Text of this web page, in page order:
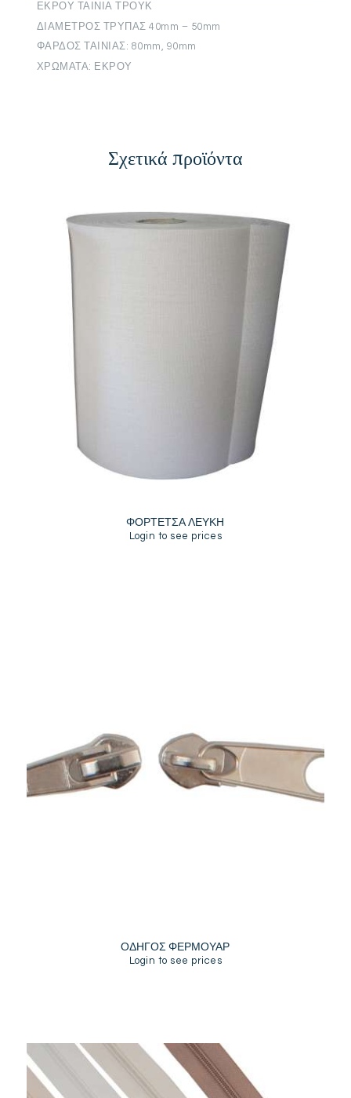
ΕΚΡΟΥ ΤΑΙΝΙΑ ΤΡΟΥΚ
ΔΙΑΜΕΤΡΟΣ ΤΡΥΠΑΣ 40mm – 50mm
ΦΑΡΔΟΣ ΤΑΙΝΙΑΣ: 80mm, 90mm
ΧΡΩΜΑΤΑ: ΕΚΡΟΥ
Σχετικά προϊόντα
ΦΟΡΤΕΤΣΑ ΛΕΥΚΗ
Login to see prices
ΟΔΗΓΟΣ ΦΕΡΜΟΥΑΡ
Login to see prices